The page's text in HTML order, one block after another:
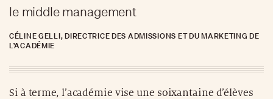
le middle management
CÉLINE GELLI, DIRECTRICE DES ADMISSIONS ET DU MARKETING DE
L’ACADÉMIE
Si à terme, l’académie vise une soixantaine d’élèves